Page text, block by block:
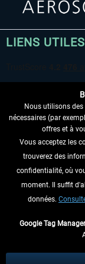
LIENS UTILES
RENONCER AU
NE
échéant, frais
Nous utilisons
nécessaires (par
offres et à
Vous acceptez les
trouverez des
confidentialité, où
moment. Il suffit
données.
Google Tag